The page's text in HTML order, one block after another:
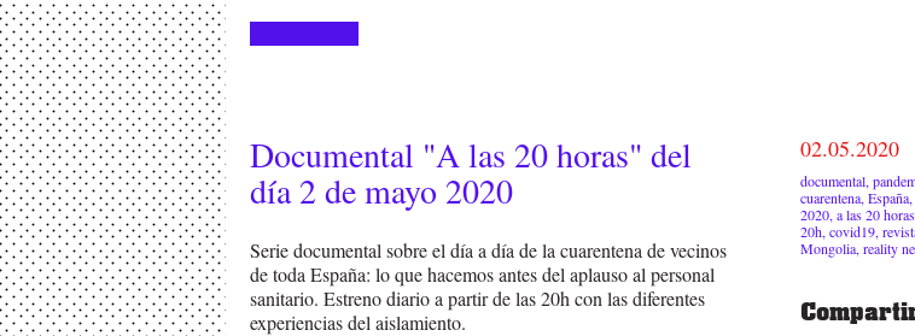
Documental "A las 20 horas" del
día 2 de mayo 2020
Serie documental sobre el día a día de la cuarentena de vecinos
de toda España: lo que hacemos antes del aplauso al personal
sanitario. Estreno diario a partir de las 20h con las diferentes
experiencias del aislamiento.
02.05.2020
documental,
cuarentena, España,
2020, a las 20 horas
20h, covid19,
Mongolia, reality